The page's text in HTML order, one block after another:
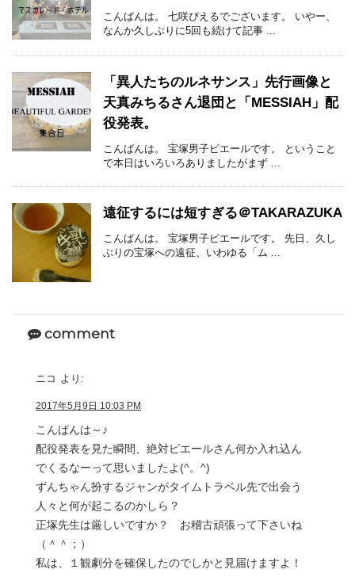
こんばんは。 七咲ぴえるでございます。 いやー、
なんか久しぶりに5回も続けて記事 ...
「異人たちのルネサンス」先行画像と
天真みちるさん退団と「MESSIAH」配
役発表。
こんばんは。 宝塚男子ピエールです。 ということ
で本日はいろいろありましたがまず ...
遠征するには短すぎる＠TAKARAZUKA
こんばんは。 宝塚男子ピエールです。 先日、久し
ぶりの宝塚への遠征、いわゆる「ム ...
comment
ニコ より:
2017年5月9日 10:03 PM
こんばんは～♪
配役発表を見た瞬間、絶対ピエールさん何か入れ込ん
でくるなーって思いましたよ(^。^)
ずんちゃん扮するジャンがタイムトラベル先で出会う
人々と何が起こるのかしら？
正塚先生は厳しいですか？ お稽古頑張って下さいね
（＾＾；）
私は、１観劇分を確保したのでしかと見届けますよ！